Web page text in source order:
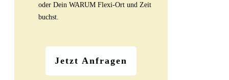
oder Dein WARUM Flexi-Ort und Zeit
buchst
Jetzt Anfragen